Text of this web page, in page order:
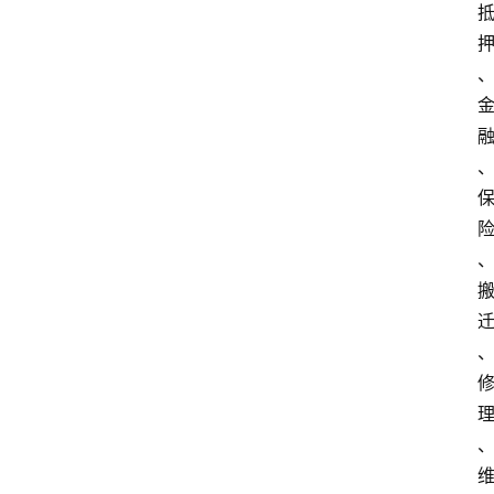
抵
押
、
金
融
、
保
险
、
搬
迁
、
修
理
、
维